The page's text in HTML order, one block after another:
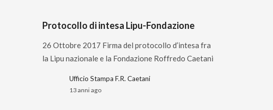
Protocollo di intesa Lipu-Fondazione
26 Ottobre 2017 Firma del protocollo d’intesa fra
la Lipu nazionale e la Fondazione Roffredo Caetani
Ufficio Stampa F.R. Caetani
13 anni ago